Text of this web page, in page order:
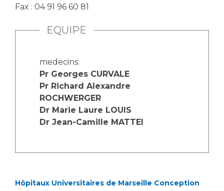
Culture à l'hôpital
Laïcité et cultes
Les associations
Salon des familles
Transports sanitaires
Vos droits, vos devoirs
Accueil sourds et malentendants
Chercheurs
Les structures de recherche
Écoles et Instituts de Formation
Professionnels de santé
Fax : 04 91 96 60 81
EQUIPE
medecins:
Pr Georges CURVALE
Pr Richard Alexandre
ROCHWERGER
Dr Marie Laure LOUIS
Dr Jean-Camille MATTEI
Hôpitaux Universitaires de Marseille Conception